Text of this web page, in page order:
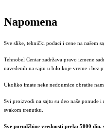
Napomena
Sve slike, tehnički podaci i cene na našem
Tehnobel Centar zadržava pravo izmene
navedenih na sajtu u bilo koje vreme i bez
Ukoliko imate neke nedoumice obratite
Svi proizvodi na sajtu su deo naše ponude i
svakom trenutku.
Sve porudžbine vrednosti preko 5000